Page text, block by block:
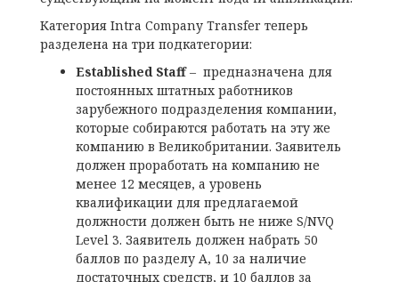
Категория Intra Company Transfer теперь
разделена на три подкатегории:
Established Staff– предназначена для
постоянных штатных работников
зарубежного подразделения компании,
которые собираются работать на эту же
компанию в Великобритании. Заявитель
должен проработать на компанию не
менее 12 месяцев, а уровень
квалификации для предлагаемой
должности должен быть не ниже S/NVQ
Level 3. Заявитель должен набрать 50
баллов по разделу А, 10 за наличие
достаточных средств, и 10 баллов за